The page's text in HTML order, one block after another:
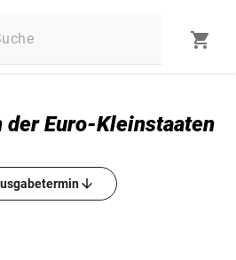
der Euro‑Kleinstaaten